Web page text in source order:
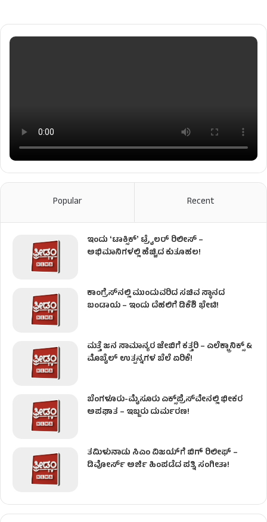
Popular Recent
ಇಂದು ʻಟಾಕ್ಸಿಕ್ʼ ಟ್ರೈಲರ್ ರಿಲೀಸ್‌ –
ಅಭಿಮಾನಿಗಳಲ್ಲಿ ಹೆಚ್ಚಿದ ಕುತೂಹಲ!
ಕಾಂಗ್ರೆಸ್​ನಲ್ಲಿ ಮುಂದುವರಿದ ಸಚಿವ ಸ್ಥಾನದ
ಬಂಡಾಯ – ಇಂದು ದೆಹಲಿಗೆ ಡಿಕೆಶಿ ಭೇಟಿ!
ಮತ್ತೆ ಜನ ಸಾಮಾನ್ಯರ ಜೇಬಿಗೆ ಕತ್ತರಿ – ಎಲೆಕ್ಟ್ರಾನಿಕ್ಸ್ &
ಮೊಬೈಲ್ ಉತ್ಪನ್ನಗಳ ಬೆಲೆ ಏರಿಕೆ!
ಬೆಂಗಳೂರು-ಮೈಸೂರು ಎಕ್ಸ್‌ಪ್ರೆಸ್‌ವೇನಲ್ಲಿ ಭೀಕರ
ಅಪಘಾತ – ಇಬ್ಬರು ದುರ್ಮರಣ!
ತಮಿಳುನಾಡು ಸಿಎಂ ವಿಜಯ್‌ಗೆ ಬಿಗ್ ರಿಲೀಫ್ –
ಡಿವೋರ್ಸ್ ಅರ್ಜಿ ಹಿಂಪಡೆದ ಪತ್ನಿ ಸಂಗೀತಾ!